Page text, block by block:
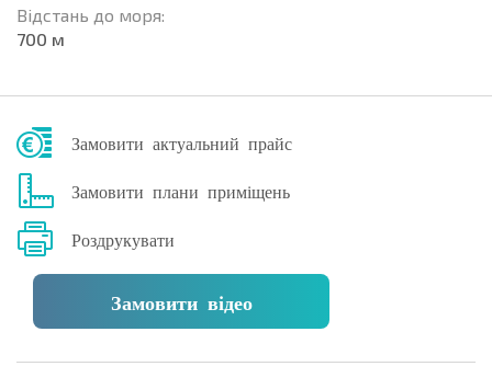
Відстань до моря:
700 м
Замовити актуальний прайс
Замовити плани приміщень
Роздрукувати
Замовити відео